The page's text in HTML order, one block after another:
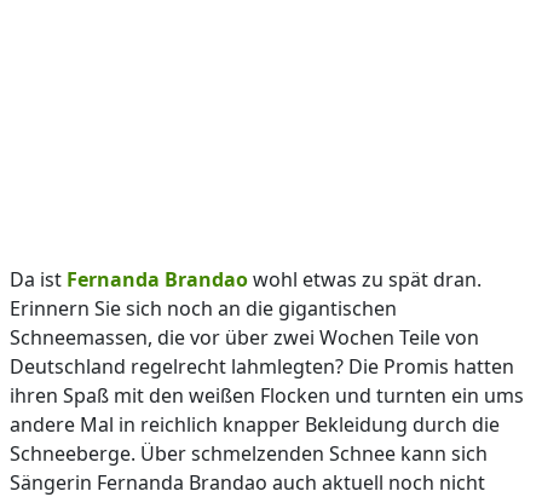
Da ist Fernanda Brandaowohl etwas zu spät dran.
Erinnern Sie sich noch an die gigantischen
Schneemassen, die vor über zwei Wochen Teile von
Deutschland regelrecht lahmlegten? Die Promis hatten
ihren Spaß mit den weißen Flocken und turnten ein ums
andere Mal in reichlich knapper Bekleidung durch die
Schneeberge. Über schmelzenden Schnee kann sich
Sängerin Fernanda Brandao auch aktuell noch nicht